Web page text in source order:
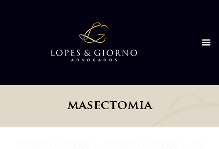
masectomia